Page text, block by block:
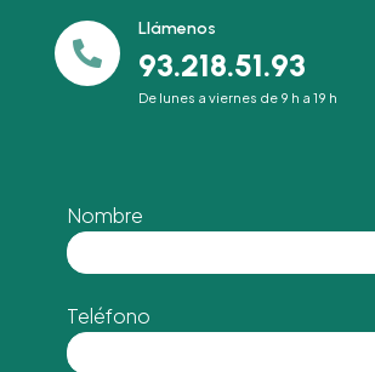

Llámenos
93.218.51.93
De lunes a viernes de 9 h a 19 h
Nombre
Teléfono